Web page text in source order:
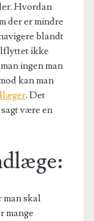
Hvordan
der er mindre
blandt
ikke
ingen man
kan man
. Det
være en
man skal
mange